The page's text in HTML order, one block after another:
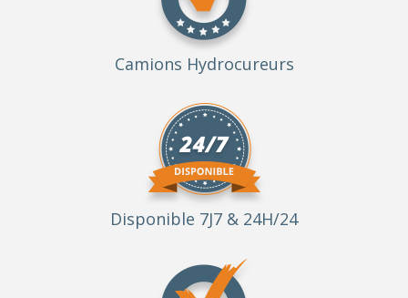
Camions Hydrocureurs
Disponible 7J7 & 24H/24